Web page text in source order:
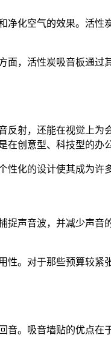
化空气的效果。活性
，活性炭吸音板通过
射，还能在视觉上为
创意型、科技型的办
化的设计使其成为许
声音波，并减少声音
。对于那些预算较紧
。吸音墙贴的优点在